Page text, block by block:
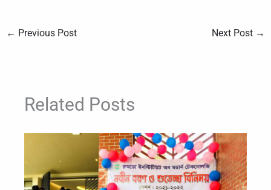
← Previous Post Next Post →
Related Posts